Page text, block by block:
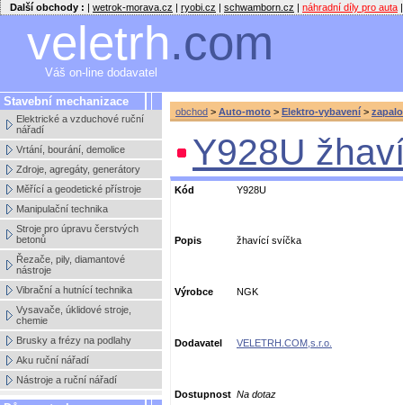
Další obchody : | wetrok-morava.cz | ryobi.cz | schwamborn.cz | náhradní díly pro auta |
veletrh.com
Váš on-line dodavatel
Stavební mechanizace
Elektrické a vzduchové ruční
nářadí
Vrtání, bourání, demolice
Zdroje, agregáty, generátory
Měřící a geodetické přístroje
Manipulační technika
Stroje pro úpravu čerstvých
betonů
Řezače, pily, diamantové
nástroje
Vibrační a hutnící technika
Vysavače, úklidové stroje,
chemie
Brusky a frézy na podlahy
Aku ruční nářadí
Nástroje a ruční nářadí
obchod > Auto-moto > Elektro-vybavení >
Y928U
Kód Y928U
Popis žhavící svíčka
Výrobce NGK
Dodavatel VELETRH.COM,s.r.o.
Dostupnost Na dotaz